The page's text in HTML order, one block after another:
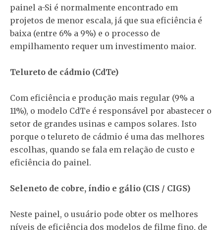
painel a-Si é normalmente encontrado em
projetos de menor escala, já que sua eficiência é
baixa (entre 6% a 9%) e o processo de
empilhamento requer um investimento maior.
Telureto de cádmio (CdTe)
Com eficiência e produção mais regular (9% a
11%), o modelo CdTe é responsável por abastecer o
setor de grandes usinas e campos solares. Isto
porque o telureto de cádmio é uma das melhores
escolhas, quando se fala em relação de custo e
eficiência do painel.
Seleneto de cobre, índio e gálio (CIS / CIGS)
Neste painel, o usuário pode obter os melhores
níveis de eficiência dos modelos de filme fino, de